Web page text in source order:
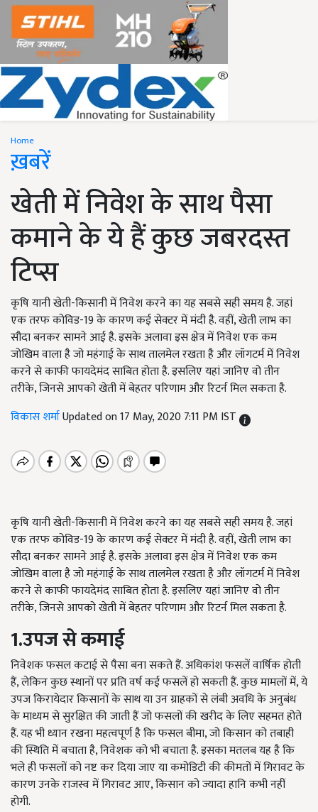
Home
ख़बरें
खेती में निवेश के साथ पैसा
कमाने के ये हैं कुछ जबरदस्त
टिप्स
कृषि यानी खेती-किसानी में निवेश करने का यह सबसे सही समय है. जहां
एक तरफ कोविड-19 के कारण कई सेक्टर में मंदी है. वहीं, खेती लाभ का
सौदा बनकर सामने आई है. इसके अलावा इस क्षेत्र में निवेश एक कम
जोखिम वाला है जो महंगाई के साथ तालमेल रखता है और लॉगटर्म में निवेश
करने से काफी फायदेमंद साबित होता है. इसलिए यहां जानिए वो तीन
तरीके, जिनसे आपको खेती में बेहतर परिणाम और रिटर्न मिल सकता है.
विकास शर्माUpdated on 17 May, 2020 7:11 PM IST
कृषि यानी खेती-किसानी में निवेश करने का यह सबसे सही समय है. जहां
एक तरफ कोविड-19 के कारण कई सेक्टर में मंदी है. वहीं, खेती लाभ का
सौदा बनकर सामने आई है. इसके अलावा इस क्षेत्र में निवेश एक कम
जोखिम वाला है जो महंगाई के साथ तालमेल रखता है और लॉगटर्म में निवेश
करने से काफी फायदेमंद साबित होता है. इसलिए यहां जानिए वो तीन
तरीके, जिनसे आपको खेती में बेहतर परिणाम और रिटर्न मिल सकता है.
1.उपज से कमाई
निवेशक फसल कटाई से पैसा बना सकते हैं. अधिकांश फसलें वार्षिक होती
हैं, लेकिन कुछ स्थानों पर प्रति वर्ष कई फसलें हो सकती हैं. कुछ मामलों में, ये
उपज किरायेदार किसानों के साथ या उन ग्राहकों से लंबी अवधि के अनुबंध
के माध्यम से सुरक्षित की जाती हैं जो फसलों की खरीद के लिए सहमत होते
हैं. यह भी ध्यान रखना महत्वपूर्ण है कि फसल बीमा, जो किसान को तबाही
की स्थिति में बचाता है, निवेशक को भी बचाता है. इसका मतलब यह है कि
भले ही फसलों को नष्ट कर दिया जाए या कमोडिटी की कीमतों में गिरावट के
कारण उनके राजस्व में गिरावट आए, किसान को ज्यादा हानि कभी नहीं
होगी.